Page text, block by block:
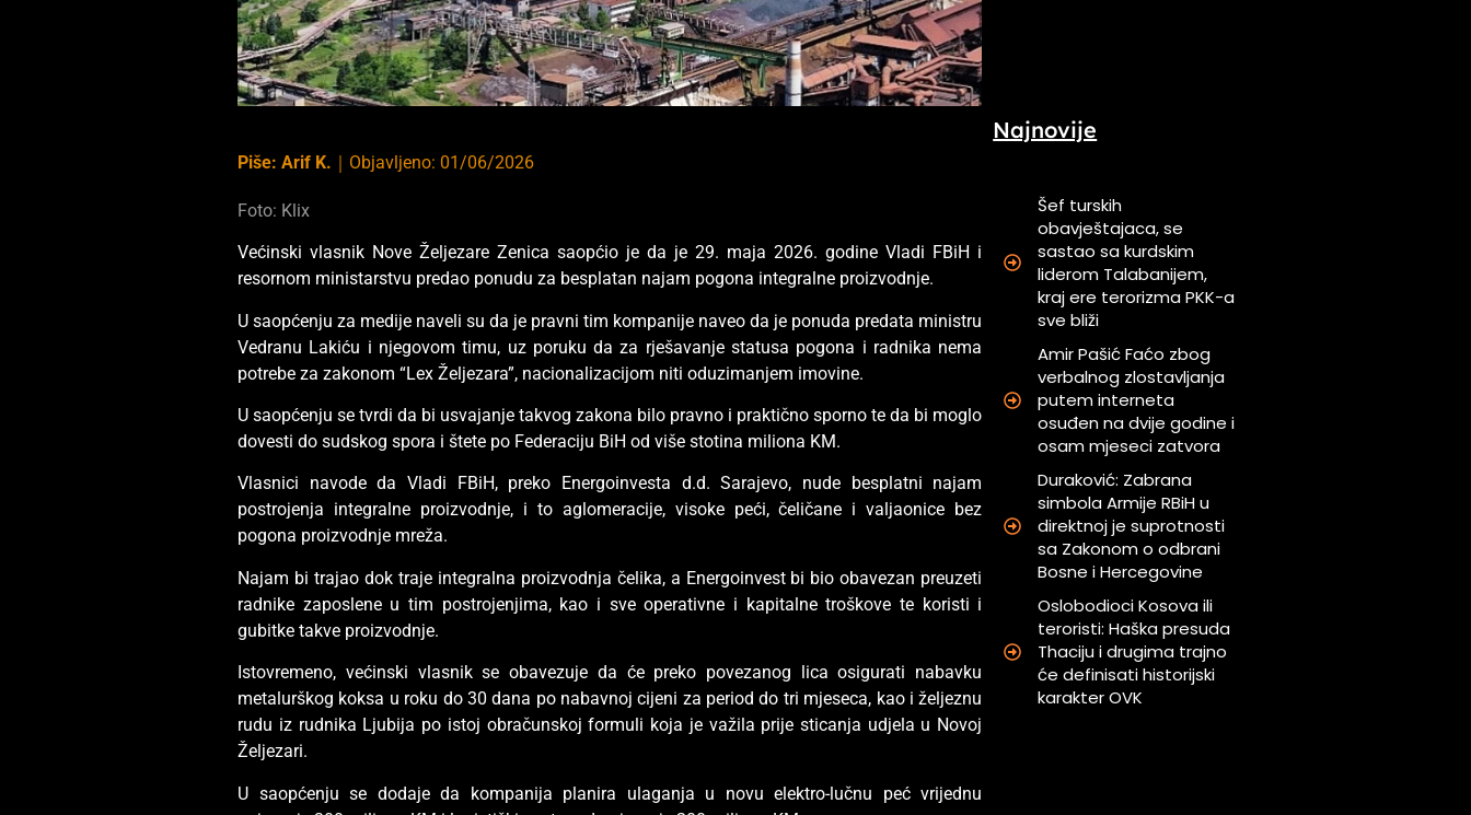
Piše: Arif K. ｜ Objavljeno: 01/06/2026
Foto: Klix
Većinski vlasnik Nove Željezare Zenica saopćio je da je 29. maja 2026. godine Vladi FBiH i
resornom ministarstvu predao ponudu za besplatan najam pogona integralne proizvodnje.
U saopćenju za medije naveli su da je pravni tim kompanije naveo da je ponuda predata ministru
Vedranu Lakiću i njegovom timu, uz poruku da za rješavanje statusa pogona i radnika nema
potrebe za zakonom “Lex Željezara”, nacionalizacijom niti oduzimanjem imovine.
U saopćenju se tvrdi da bi usvajanje takvog zakona bilo pravno i praktično sporno te da bi moglo
dovesti do sudskog spora i štete po Federaciju BiH od više stotina miliona KM.
Vlasnici navode da Vladi FBiH, preko Energoinvesta d.d. Sarajevo, nude besplatni najam
postrojenja integralne proizvodnje, i to aglomeracije, visoke peći, čeličane i valjaonice bez
pogona proizvodnje mreža.
Najam bi trajao dok traje integralna proizvodnja čelika, a Energoinvest bi bio obavezan preuzeti
radnike zaposlene u tim postrojenjima, kao i sve operativne i kapitalne troškove te koristi i
gubitke takve proizvodnje.
Istovremeno, većinski vlasnik se obavezuje da će preko povezanog lica osigurati nabavku
metalurškog koksa u roku do 30 dana po nabavnoj cijeni za period do tri mjeseca, kao i željeznu
rudu iz rudnika Ljubija po istoj obračunskoj formuli koja je važila prije sticanja udjela u Novoj
Željezari.
U saopćenju se dodaje da kompanija planira ulaganja u novu elektro-lučnu peć vrijednu
Najnovije
Šef turskih
obavještajaca, se
sastao sa kurdskim
liderom Talabanijem,
kraj ere terorizma PKK-a
sve bliži
Amir Pašić Faćo zbog
verbalnog zlostavljanja
putem interneta
osuđen na dvije godine i
osam mjeseci zatvora
Duraković: Zabrana
simbola Armije RBiH u
direktnoj je suprotnosti
sa Zakonom o odbrani
Bosne i Hercegovine
Oslobodioci Kosova ili
teroristi: Haška presuda
Thaciju i drugima trajno
će definisati historijski
karakter OVK